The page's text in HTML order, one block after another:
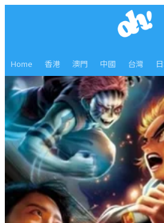
Home 香港 澳門 中國 台灣